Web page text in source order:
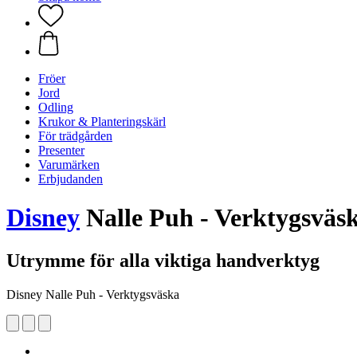
Fröer
Jord
Odling
Krukor & Planteringskärl
För trädgården
Presenter
Varumärken
Erbjudanden
Disney Nalle Puh -
Utrymme för alla viktiga handverktyg
Disney Nalle Puh - Verktygsväska